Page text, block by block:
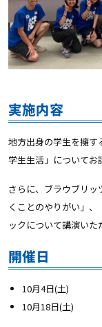
実施内容
地方出身の学生を擁
学生生活」についてお
さらに、ブラウブリ
くことのやりがい」
ックについて講演いた
開催日
10月4日(土)
10月18日(土)